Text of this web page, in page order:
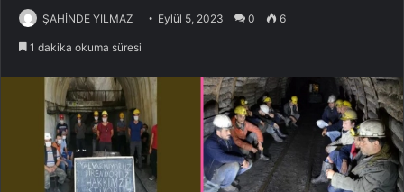
ŞAHİNDE YILMAZ Eylül 5, 2023 0 6
1 dakika okuma süresi